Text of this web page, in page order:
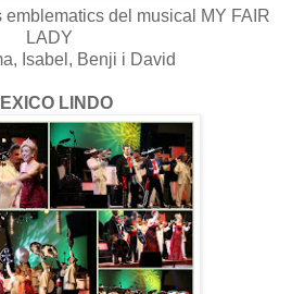
emblematics del musical MY FAIR
LADY
Isabel, Benji i David
LINDO